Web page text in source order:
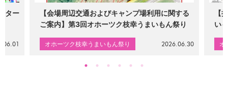
ター
【会場周辺交通およびキャンプ場利用に関する
ご案内】第3回オホーツク枝幸うまいもん祭り
オホーツク枝幸うまいもん祭り 2026.06.30
【
い
オ